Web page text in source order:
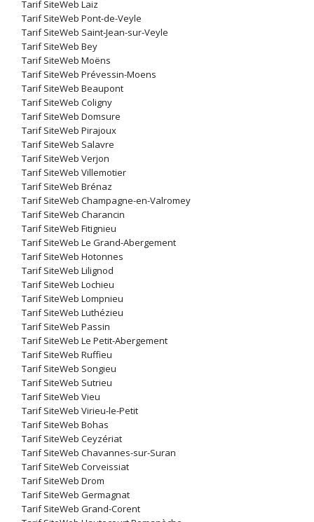
Tarif SiteWeb Laiz
Tarif SiteWeb Pont-de-Veyle
Tarif SiteWeb Saint-Jean-sur-Veyle
Tarif SiteWeb Bey
Tarif SiteWeb Moëns
Tarif SiteWeb Prévessin-Moens
Tarif SiteWeb Beaupont
Tarif SiteWeb Coligny
Tarif SiteWeb Domsure
Tarif SiteWeb Pirajoux
Tarif SiteWeb Salavre
Tarif SiteWeb Verjon
Tarif SiteWeb Villemotier
Tarif SiteWeb Brénaz
Tarif SiteWeb Champagne-en-Valromey
Tarif SiteWeb Charancin
Tarif SiteWeb Fitignieu
Tarif SiteWeb Le Grand-Abergement
Tarif SiteWeb Hotonnes
Tarif SiteWeb Lilignod
Tarif SiteWeb Lochieu
Tarif SiteWeb Lompnieu
Tarif SiteWeb Luthézieu
Tarif SiteWeb Passin
Tarif SiteWeb Le Petit-Abergement
Tarif SiteWeb Ruffieu
Tarif SiteWeb Songieu
Tarif SiteWeb Sutrieu
Tarif SiteWeb Vieu
Tarif SiteWeb Virieu-le-Petit
Tarif SiteWeb Bohas
Tarif SiteWeb Ceyzériat
Tarif SiteWeb Chavannes-sur-Suran
Tarif SiteWeb Corveissiat
Tarif SiteWeb Drom
Tarif SiteWeb Germagnat
Tarif SiteWeb Grand-Corent